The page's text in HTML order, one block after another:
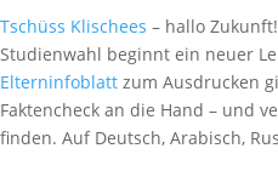
Tschüss Klischees – hallo
Studienwahl beginnt ein neuer
Elterninfoblatt zum Ausdrucken
Faktencheck an die Hand – und
finden. Auf Deutsch, Arabisch,